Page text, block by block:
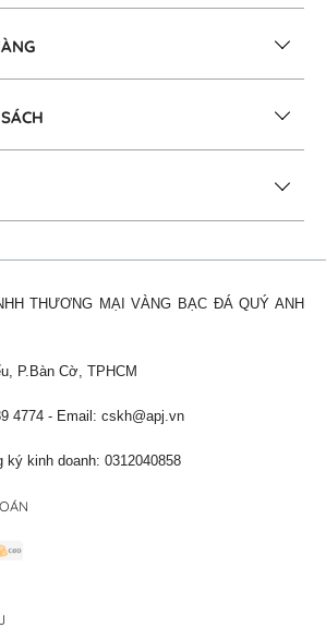
THƯƠNG MẠI VÀNG BẠC ĐÁ QUÝ ANH
P.Bàn Cờ, TPHCM
4774 - Email: cskh@apj.vn
ký kinh doanh: 0312040858